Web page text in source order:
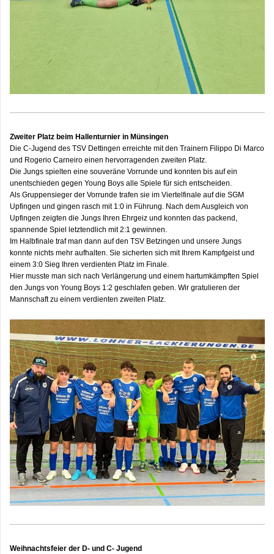
Zweiter Platz beim Hallenturnier in Münsingen
Die C-Jugend des TSV Dettingen erreichte mit den Trainern Filippo Di Marco
und Rogerio Carneiro einen hervorragenden zweiten Platz.
Die Jungs spielten eine souveräne Vorrunde und konnten bis auf ein
unentschieden gegen Young Boys alle Spiele für sich entscheiden.
Als Gruppensieger der Vorrunde trafen sie im Viertelfinale auf die SGM
Upfingen und gingen rasch mit 1:0 in Führung. Nach dem Ausgleich von
Upfingen zeigten die Jungs Ihren Ehrgeiz und konnten das packend,
spannende Spiel letztendlich mit 2:1 gewinnen.
Im Halbfinale traf man dann auf den TSV Betzingen und unsere Jungs
konnte nichts mehr aufhalten. Sie sicherten sich mit Ihrem Kampfgeist und
einem 3:0 Sieg Ihren verdienten Platz im Finale.
Hier musste man sich nach Verlängerung und einem hartumkämpften Spiel
den Jungs von Young Boys 1:2 geschlafen geben. Wir gratulieren der
Mannschaft zu einem verdienten zweiten Platz.
Weihnachtsfeier der D- und C- Jugend